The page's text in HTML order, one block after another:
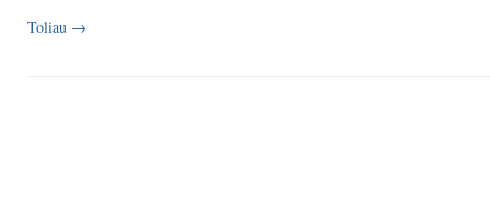
Toliau →